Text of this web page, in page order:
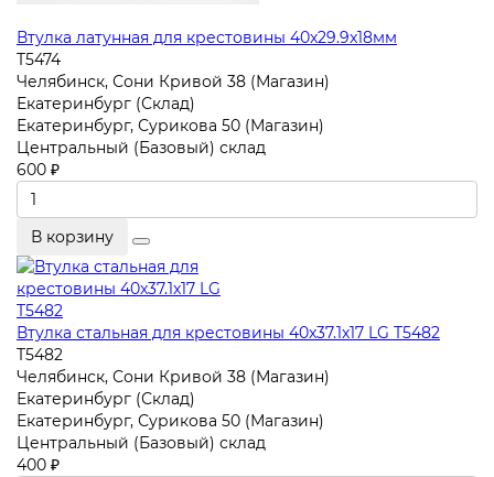
Втулка латунная для крестовины 40x29.9x18мм
T5474
Челябинск, Сони Кривой 38 (Магазин)
Екатеринбург (Склад)
Екатеринбург, Сурикова 50 (Магазин)
Центральный (Базовый) склад
600 ₽
В корзину
Втулка стальная для крестовины 40x37.1x17 LG T5482
T5482
Челябинск, Сони Кривой 38 (Магазин)
Екатеринбург (Склад)
Екатеринбург, Сурикова 50 (Магазин)
Центральный (Базовый) склад
400 ₽